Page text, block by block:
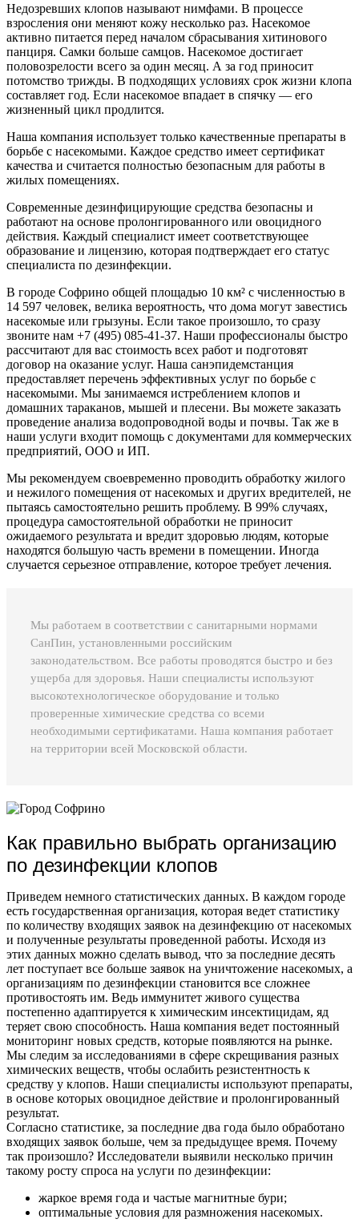
Недозревших клопов называют нимфами. В процессе
взросления они меняют кожу несколько раз. Насекомое
активно питается перед началом сбрасывания хитинового
панциря. Самки больше самцов. Насекомое достигает
половозрелости всего за один месяц. А за год приносит
потомство трижды. В подходящих условиях срок жизни клопа
составляет год. Если насекомое впадает в спячку — его
жизненный цикл продлится.
Наша компания использует только качественные препараты в
борьбе с насекомыми. Каждое средство имеет сертификат
качества и считается полностью безопасным для работы в
жилых помещениях.
Современные дезинфицирующие средства безопасны и
работают на основе пролонгированного или овоцидного
действия. Каждый специалист имеет соответствующее
образование и лицензию, которая подтверждает его статус
специалиста по дезинфекции.
В городе Софрино общей площадью 10 км² с численностью в
14 597 человек, велика вероятность, что дома могут завестись
насекомые или грызуны. Если такое произошло, то сразу
звоните нам +7 (495) 085-41-37. Наши профессионалы быстро
рассчитают для вас стоимость всех работ и подготовят
договор на оказание услуг. Наша санэпидемстанция
предоставляет перечень эффективных услуг по борьбе с
насекомыми. Мы занимаемся истреблением клопов и
домашних тараканов, мышей и плесени. Вы можете заказать
проведение анализа водопроводной воды и почвы. Так же в
наши услуги входит помощь с документами для коммерческих
предприятий, ООО и ИП.
Мы рекомендуем своевременно проводить обработку жилого
и нежилого помещения от насекомых и других вредителей, не
пытаясь самостоятельно решить проблему. В 99% случаях,
процедура самостоятельной обработки не приносит
ожидаемого результата и вредит здоровью людям, которые
находятся большую часть времени в помещении. Иногда
случается серьезное отправление, которое требует лечения.
Мы работаем в соответствии с санитарными нормами
СанПин, установленными российским
законодательством. Все работы проводятся быстро и без
ущерба для здоровья. Наши специалисты используют
высокотехнологическое оборудование и только
проверенные химические средства со всеми
необходимыми сертификатами. Наша компания работает
на территории всей Московской области.
Как правильно выбрать организацию
по дезинфекции клопов
Приведем немного статистических данных. В каждом городе
есть государственная организация, которая ведет статистику
по количеству входящих заявок на дезинфекцию от насекомых
и полученные результаты проведенной работы. Исходя из
этих данных можно сделать вывод, что за последние десять
лет поступает все больше заявок на уничтожение насекомых, а
организациям по дезинфекции становится все сложнее
противостоять им. Ведь иммунитет живого существа
постепенно адаптируется к химическим инсектицидам, яд
теряет свою способность. Наша компания ведет постоянный
мониторинг новых средств, которые появляются на рынке.
Мы следим за исследованиями в сфере скрещивания разных
химических веществ, чтобы ослабить резистентность к
средству у клопов. Наши специалисты используют препараты,
в основе которых овоцидное действие и пролонгированный
результат.
Согласно статистике, за последние два года было обработано
входящих заявок больше, чем за предыдущее время. Почему
так произошло? Исследователи выявили несколько причин
такому росту спроса на услуги по дезинфекции:
жаркое время года и частые магнитные бури;
оптимальные условия для размножения насекомых.